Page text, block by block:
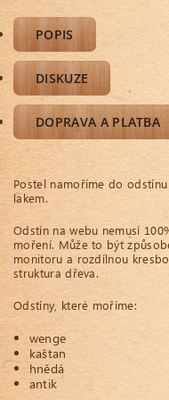
POPIS
DISKUZE
DOPRAVA A PLATBA
Postel namoříme do
lakem.
Odstín na webu nemusí
moření. Může to být
monitoru a rozdílnou
struktura dřeva.
Odstíny, které moříme:
wenge
kaštan
hnědá
antik